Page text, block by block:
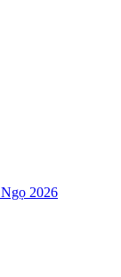
2026